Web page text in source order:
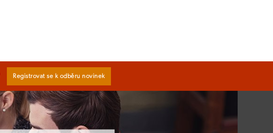
Registrovat se k odběru novinek